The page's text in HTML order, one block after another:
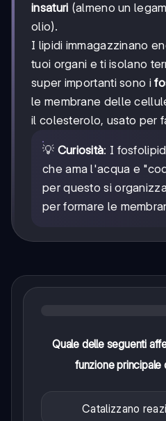
insaturi (almeno un
olio).
I lipidi immagazzinano
tuoi organi e ti isolano
super importanti sono i
le membrane delle
il colesterolo, usato per
💡 Curiosità: I
che ama l'acqua e
per questo si
per formare le
Quale delle seguenti
funzione principale
Catalizzano